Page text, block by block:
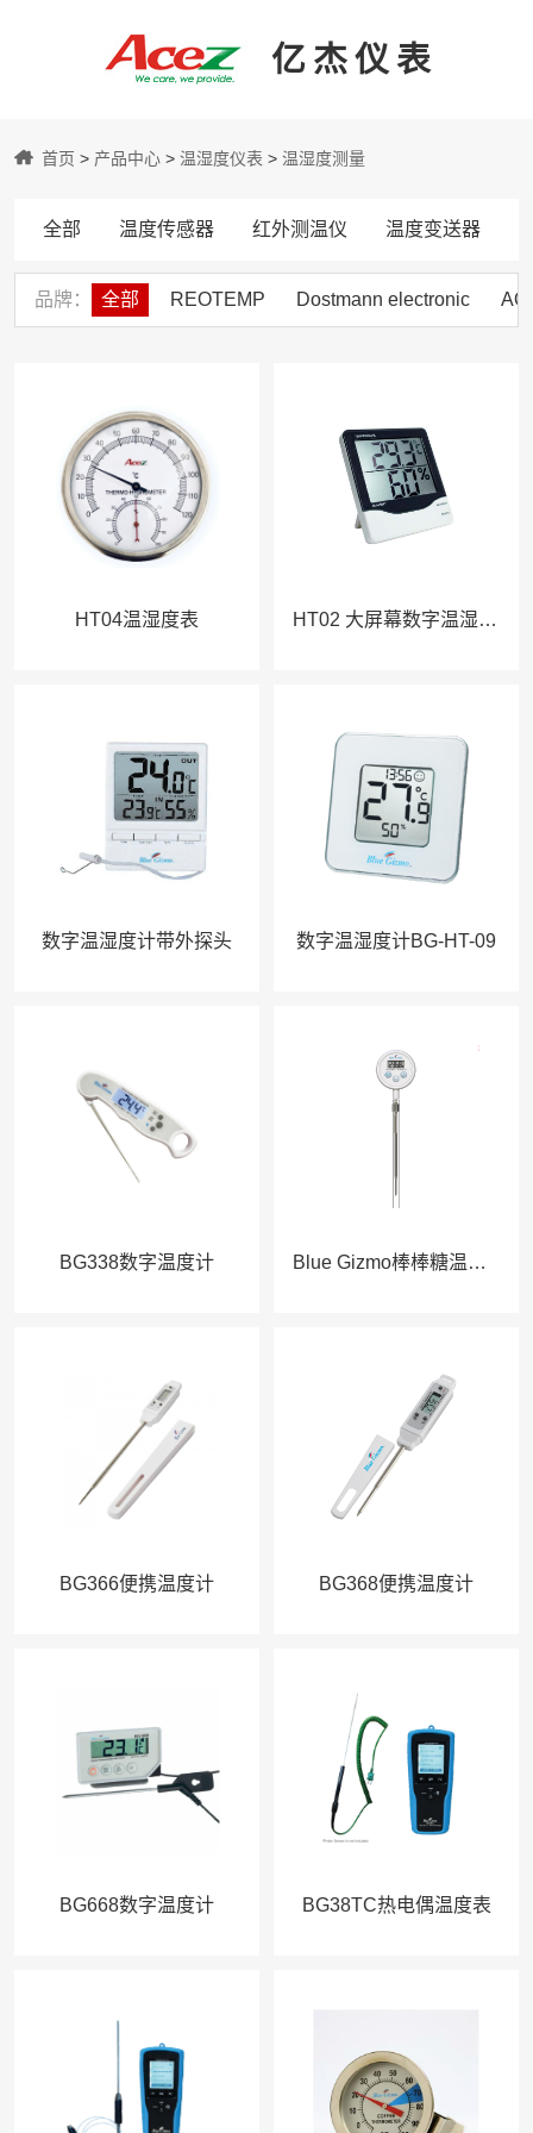
亿杰仪表
仪
首页 > 产品中心 > 温湿度仪表 > 温湿度测量
全部 温度传感器 红外测温仪 温度变送器
品牌 全部 REOTEMP Dostmann electronic
HT04温湿度表 HT02 大屏幕数字温湿度计
数字温湿度计带外探头 数字温湿度计BG-HT-09
BG338数字温度计 Blue Gizmo棒棒糖温度计BG363+
BG366便携温度计 BG368便携温度计
BG668数字温度计 BG38TC热电偶温度表